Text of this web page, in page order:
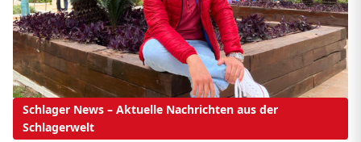
Schlager News – Aktuelle Nachrichten aus der
Schlagerwelt